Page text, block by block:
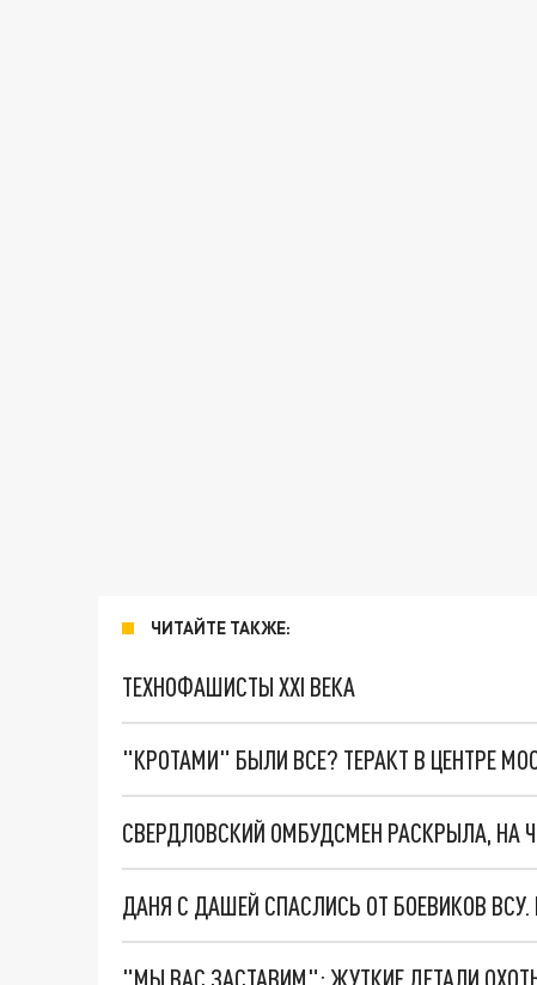
ЧИТАЙТЕ ТАКЖЕ:
ТЕХНОФАШИСТЫ XXI ВЕКА
"КРОТАМИ" БЫЛИ ВСЕ? ТЕРАКТ В ЦЕНТРЕ
СВЕРДЛОВСКИЙ ОМБУДСМЕН РАСКРЫЛА, НА
ДАНЯ С ДАШЕЙ СПАСЛИСЬ ОТ БОЕВИКОВ